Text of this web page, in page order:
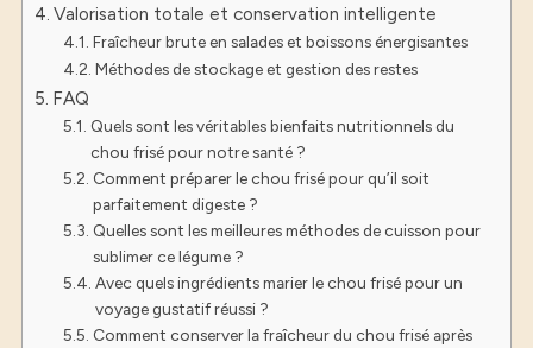
Valorisation totale et conservation intelligente
Fraîcheur brute en salades et boissons énergisantes
Méthodes de stockage et gestion des restes
FAQ
Quels sont les véritables bienfaits nutritionnels du
chou frisé pour notre santé ?
Comment préparer le chou frisé pour qu’il soit
parfaitement digeste ?
Quelles sont les meilleures méthodes de cuisson pour
sublimer ce légume ?
Avec quels ingrédients marier le chou frisé pour un
voyage gustatif réussi ?
Comment conserver la fraîcheur du chou frisé après